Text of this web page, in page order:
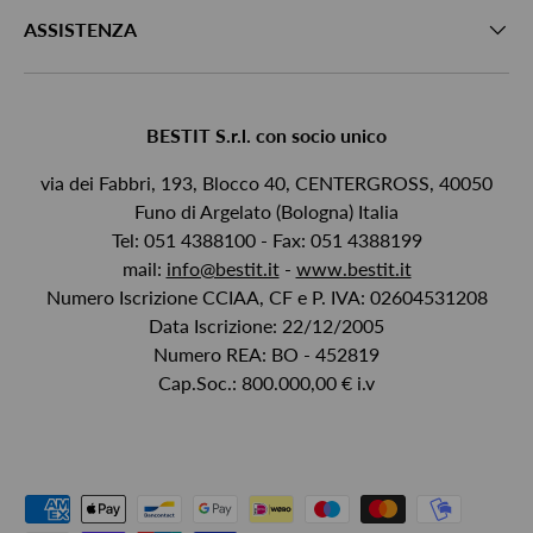
ASSISTENZA
BESTIT S.r.l. con socio unico
via dei Fabbri, 193, Blocco 40, CENTERGROSS, 40050
Funo di Argelato (Bologna) Italia
Tel: 051 4388100 - Fax: 051 4388199
mail: info@bestit.it- www.bestit.it
Numero Iscrizione CCIAA, CF e P. IVA: 02604531208
Data Iscrizione: 22/12/2005
Numero REA: BO - 452819
Cap.Soc.: 800.000,00 € i.v
Payment methods accepted